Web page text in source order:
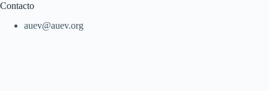
Contacto
auev@auev.org